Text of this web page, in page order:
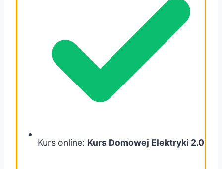
Kurs online: Kurs Domowej Elektryki 2.0